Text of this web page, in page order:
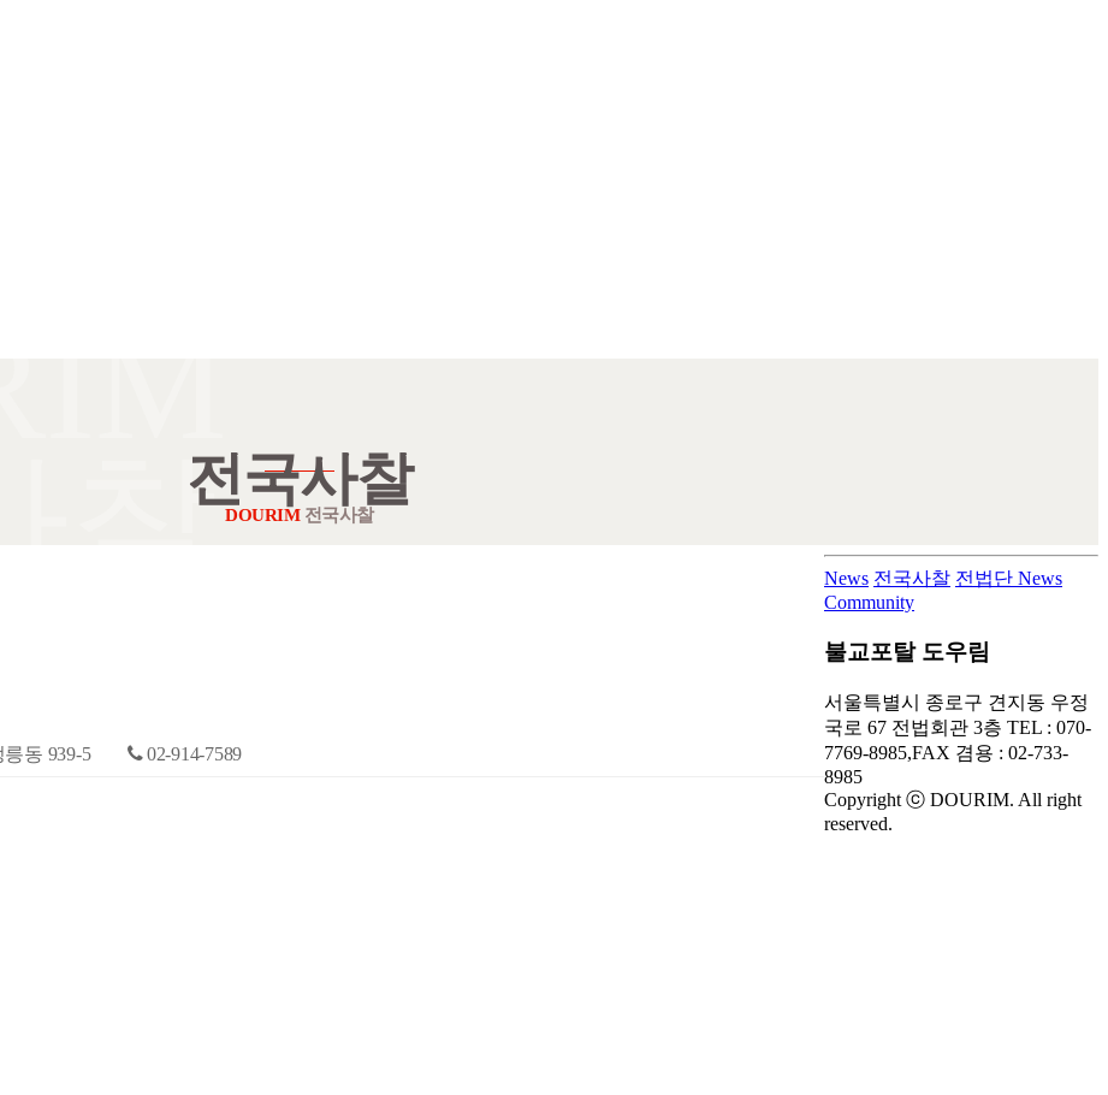
전국사찰
DOURIM전국사찰
찰
동 939-5 02-914-7589
News 전국사찰 전법단 News
Community
불교포탈 도우림
서울특별시 종로구 견지동 우정
국로 67 전법회관 3층 TEL : 070-
7769-8985,FAX 겸용 : 02-733-
8985
Copyright ⓒ DOURIM. All right
reserved.